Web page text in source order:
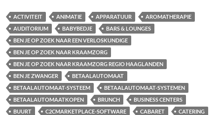
ACTIVITEIT ANIMATIE APPARATUUR
AROMATHERAPIE
AUDITORIUM
BABYBEDJE
BARS & LOUNGES
BEN JE OP ZOEK NAAR EEN VERLOSKUNDIGE
BEN JE OP ZOEK NAAR KRAAMZORG
BEN JE OP ZOEK NAAR KRAAMZORG REGIO HAAGLANDEN
BEN JE ZWANGER
BETAALAUTOMAAT
BETAALAUTOMAAT-SYSTEEM
BETAALAUTOMAAT-SYSTEMEN
BETAALAUTOMAATKOPEN
BRUNCH
BUSINESS CENTERS
BUURT
C2CMARKETPLACE-SOFTWARE CABARET
CATERING